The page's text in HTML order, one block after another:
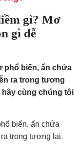
gì? Mơ
gì dễ
phổ biến, ẩn chứa
ra trong tương
hãy cùng chúng tôi
biến, ẩn chứa
trong tương lai.